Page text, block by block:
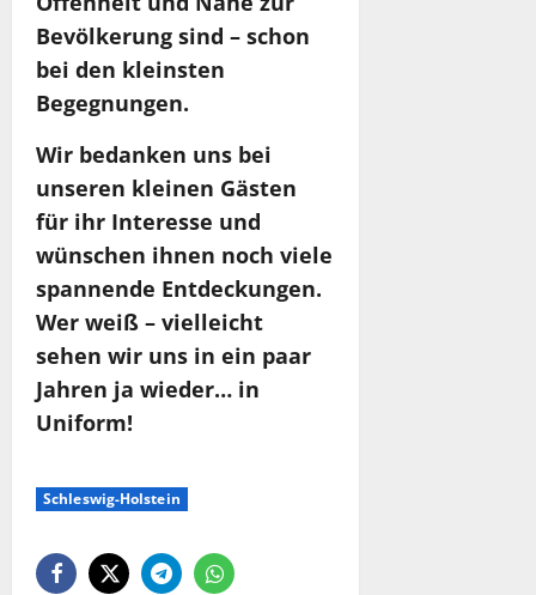
Bevölkerung sind – schon
bei den kleinsten
Begegnungen.
Wir bedanken uns bei
unseren kleinen Gästen
für ihr Interesse und
wünschen ihnen noch viele
spannende Entdeckungen.
Wer weiß – vielleicht
sehen wir uns in ein paar
Jahren ja wieder… in
Uniform!
Schleswig-Holstein